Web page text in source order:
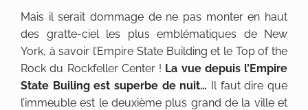
Mais il serait dommage de ne pas monter en haut
des gratte-ciel les plus emblématiques de New
York, à savoir l’Empire State Building et le Top of the
Rock du Rockfeller Center ! La vue depuis l’Empire
State Builing est superbe de nuit… Il faut dire que
l’immeuble est le deuxième plus grand de la ville et